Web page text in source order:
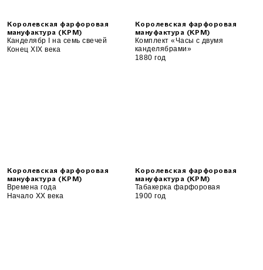
Королевская фарфоровая
мануфактура (KPM)
Канделябр I на семь свечей
Конец XIX века
Королевская фарфоровая
мануфактура (KPM)
Комплект «Часы с двумя
канделябрами»
1880 год
Королевская фарфоровая
мануфактура (KPM)
Времена года
Начало ХХ века
Королевская фарфоровая
мануфактура (KPM)
Табакерка фарфоровая
1900 год